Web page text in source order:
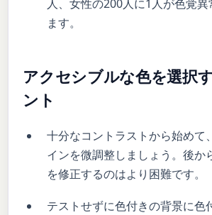
人、女性の200人に1人が色覚
ます。
アクセシブルな色を選択
ント
十分なコントラストから始めて
インを微調整しましょう。後か
を修正するのはより困難です。
テストせずに色付きの背景に色